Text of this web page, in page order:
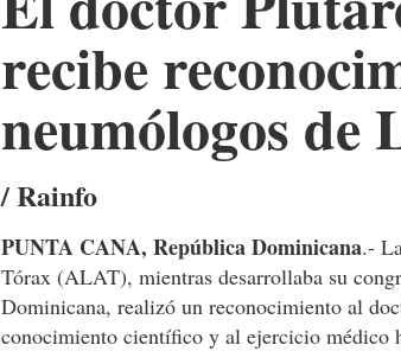
recibe
neumólogos de
/ Rainfo
PUNTA CANA, República Dominicana.-
Tórax (ALAT), mientras desarrollaba su
Dominicana, realizó un reconocimiento al
conocimiento científico y al ejercicio médico